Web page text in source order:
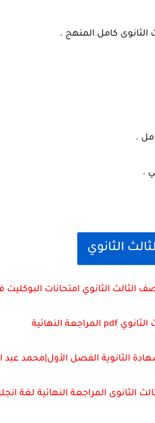
الثانوى كامل المنهج .
.
.
الثانوي
الثالث الثانوي امتحانات
الثانوية الفصل الأول|محمد عبد